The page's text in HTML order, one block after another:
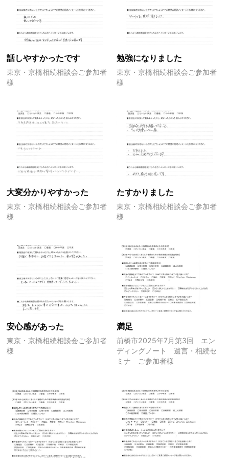
話しやすかったです
東京・京橋相続相談会ご参加者
様
勉強になりました
東京・京橋相続相談会ご参加者
様
大変分かりやすかった
東京・京橋相続相談会ご参加者
様
たすかりました
東京・京橋相続相談会ご参加者
様
安心感があった
東京・京橋相続相談会ご参加者
様
満足
前橋市2025年7月第3回 エン
ディングノート 遺言・相続セ
ミナ ご参加者様